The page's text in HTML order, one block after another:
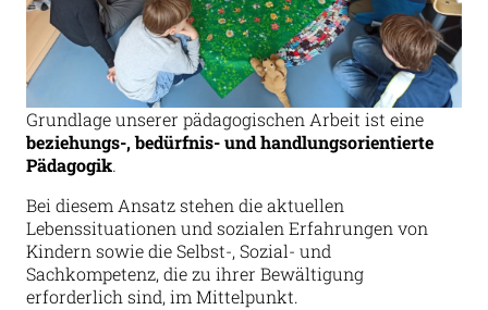
Grundlage unserer pädagogischen Arbeit ist eine
beziehungs-, bedürfnis- und handlungsorientierte
Pädagogik.
Bei diesem Ansatz stehen die aktuellen
Lebenssituationen und sozialen Erfahrungen von
Kindern sowie die Selbst-, Sozial- und
Sachkompetenz, die zu ihrer Bewältigung
erforderlich sind, im Mittelpunkt.